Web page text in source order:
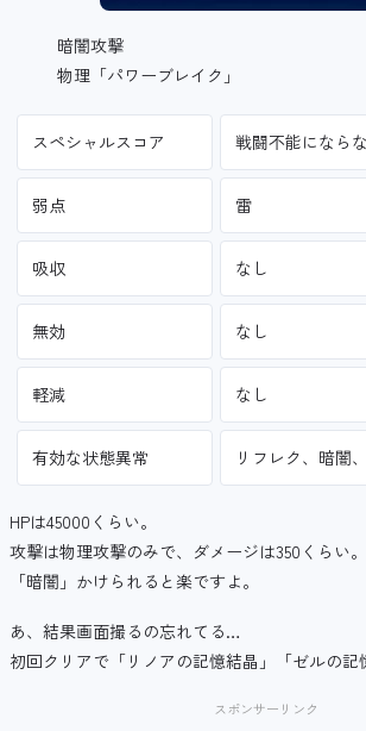
暗闇攻撃
物理「パワーブレイク」
スペシャルスコア 戦闘不能になら
弱点 雷
吸収 なし
無効 なし
軽減 なし
有効な状態異常 リフレク、暗闇
HPは45000くらい。
攻撃は物理攻撃のみで、ダメージは350くらい。
「暗闇」かけられると楽ですよ。
あ、結果画面撮るの忘れてる…
初回クリアで「リノアの記憶結晶」「ゼルの記
スポンサーリンク